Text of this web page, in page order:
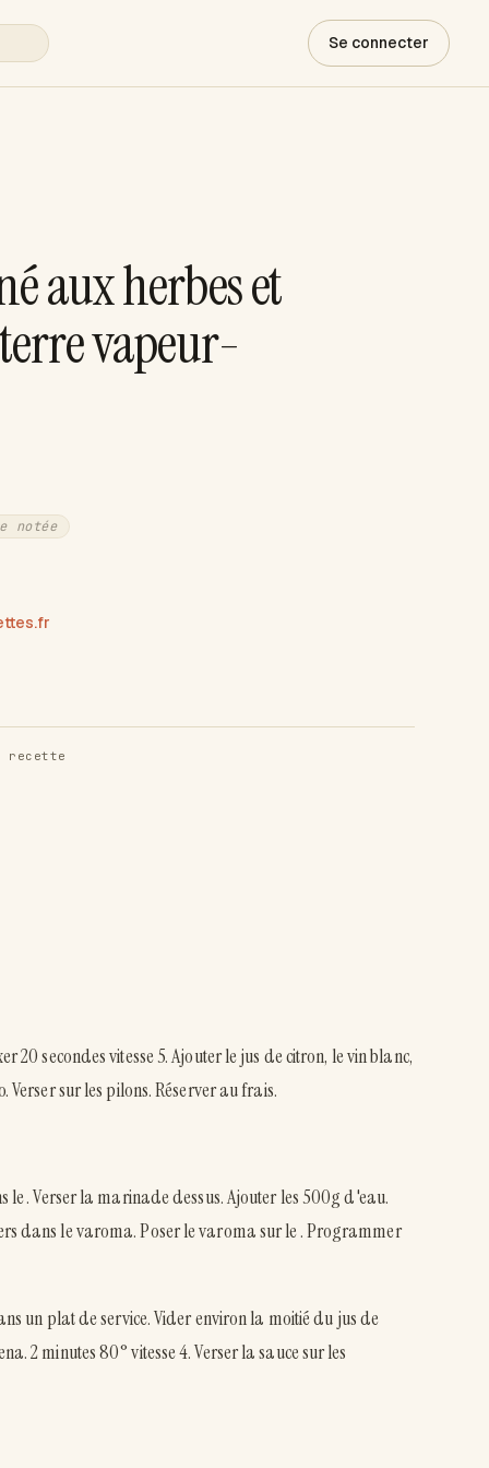
Se connecter
aux herbes et
vapeur-
notée
20 secondes vitesse 5. Ajouter le jus de citron, le vin blanc,
sur les pilons. Réserver au frais.
. Verser la marinade dessus. Ajouter les 500g d'eau.
dans le varoma. Poser le varoma sur le . Programmer
un plat de service. Vider environ la moitié du jus de
2 minutes 80° vitesse 4. Verser la sauce sur les